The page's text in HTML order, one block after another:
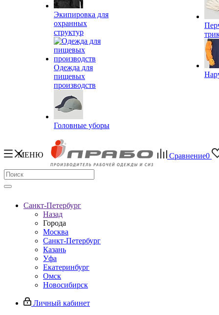
Экипировка для
охранных
структур
Одежда для
пищевых
производств
Головные уборы
МЕНЮ Сравнение0
Санкт-Петербург
Назад
Города
Москва
Санкт-Петербург
Казань
Уфа
Екатеринбург
Омск
Новосибирск
Личный кабинет